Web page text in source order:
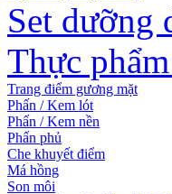
Set dưỡng
Thực
Trang điểm gương mặt
Phấn / Kem lót
Phấn / Kem nền
Phấn phủ
Che khuyết điểm
Má hồng
Son môi